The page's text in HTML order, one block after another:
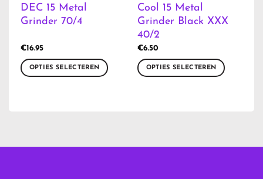
DEC 15 Metal
Grinder 70/4
€16.95
OPTIES SELECTEREN
Cool 15 Metal
Grinder Black XXX
40/2
€6.50
OPTIES SELECTEREN